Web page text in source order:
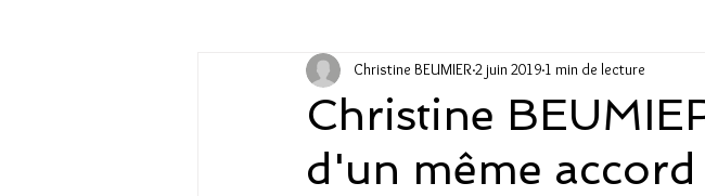
Christine Beumier Nathanaël Beumier
Christine
d'un même accord
Christine BEUMIER2 juin 2019 1 min de lecture